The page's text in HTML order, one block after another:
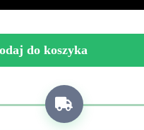
do koszyka